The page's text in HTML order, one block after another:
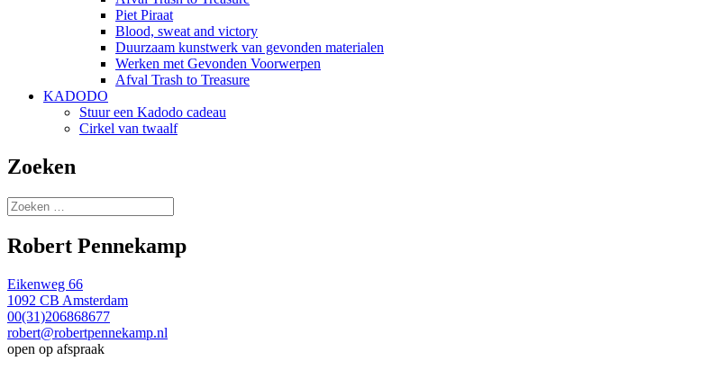
Piet Piraat
Blood, sweat and victory
Duurzaam kunstwerk van gevonden materialen
Werken met Gevonden Voorwerpen
Afval Trash to Treasure
KADODO
Stuur een Kadodo cadeau
Cirkel van twaalf
Zoeken
Zoeken
naar:
Robert Pennekamp
Eikenweg 66
1092 CB Amsterdam
00(31)206868677
robert@robertpennekamp.nl
open op afspraak